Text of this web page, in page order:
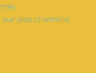
sur des chemins